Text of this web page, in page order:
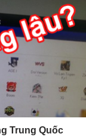
Trung Quốc